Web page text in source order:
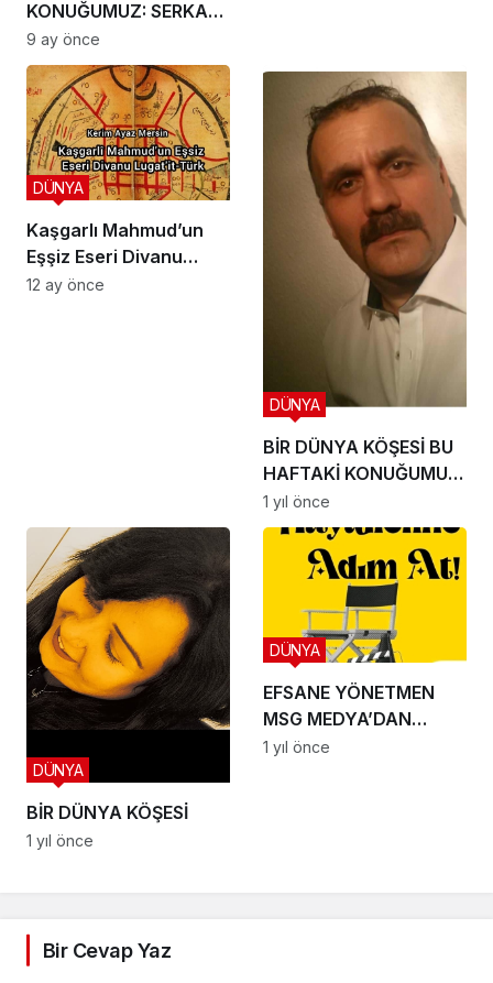
KONUĞUMUZ: SERKAN
KIPÇAK
9 ay önce
Kaşgarlı Mahmud’un
Eşşiz Eseri Divanu
Lugat’it-Türk’
DÜNYA
12 ay önce
BİR DÜNYA KÖŞESİ BU
HAFTAKİ KONUĞUMUZ
İLE SÖYLEŞİMİZ
DÜNYA
1 yıl önce
BİR DÜNYA KÖŞESİ
DÜNYA
1 yıl önce
EFSANE YÖNETMEN
MSG MEDYA’DAN
EFSUNLU BİR
DÜNYA
1 yıl önce
Bir Cevap Yaz